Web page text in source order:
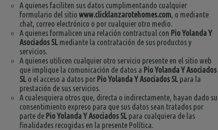
A quienes faciliten sus datos cumplimentando cualquier
formulario del sitio www.clicklanzarotehomes.com, o mediante
chat, correo electrónico o por cualquier otro medio.
A quienes formalicen una relación contractual con Pio Yolanda Y
Asociados SL mediante la contratación de sus productos y
servicios.
A quienes utilicen cualquier otro servicio presente en el sitio web
que implique la comunicación de datos a Pio Yolanda Y Asociados
SL o el acceso a datos por Pio Yolanda Y Asociados SL para la
prestación de sus servicios.
A cualesquiera otros que, directa o indirectamente, hayan dado su
consentimiento expreso para que sus datos sean tratados por
parte de Pio Yolanda Y Asociados SL para cualquiera de las
finalidades recogidas en la presente Política.